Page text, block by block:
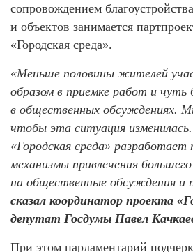
сопровождением
и объектов занимается
«Городская среда».
«Меньше половины жителей
образом в приемке работ и
в общественных обсуждениях.
чтобы эта ситуация
«Городская среда»
механизмы привлечения
на общественные обсуждения и
сказал координатор проекта
депутат Госдумы Павел
При этом парламентарий